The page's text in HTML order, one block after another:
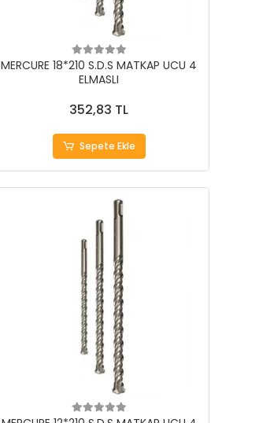
MERCURE 18*210 S.D.S MATKAP UCU 4
ELMASLI
352,83 TL
Sepete Ekle